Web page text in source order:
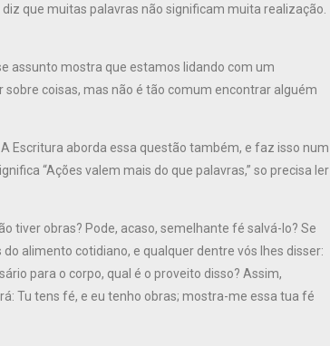
que muitas palavras não significam muita realização.
assunto mostra que estamos lidando com um
coisas, mas não é tão comum encontrar alguém
Escritura aborda essa questão também, e faz isso num
“Ações valem mais do que palavras,” so precisa ler
tiver obras? Pode, acaso, semelhante fé salvá-lo? Se
alimento cotidiano, e qualquer dentre vós lhes disser:
para o corpo, qual é o proveito disso? Assim,
Tu tens fé, e eu tenho obras; mostra-me essa tua fé